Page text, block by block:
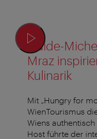
Guide-
Mraz
Kulinarik
Mit „Hungry for
WienTourismus
Wiens
Host führte der